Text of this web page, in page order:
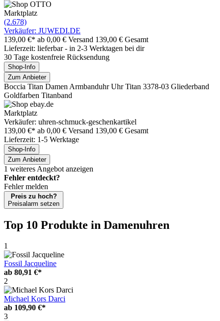
Marktplatz
(2.678)
Verkäufer: JUWEDI.DE
139,00 €* ab 0,00 € Versand 139,00 € Gesamt
Lieferzeit: lieferbar - in 2-3 Werktagen bei dir
30 Tage kostenfreie Rücksendung
Shop-Info
Zum Anbieter
Boccia Titan Damen Armbanduhr Uhr Titan 3378-03 Gliederband
Goldfarben Titanband
Marktplatz
Verkäufer: uhren-schmuck-geschenkartikel
139,00 €* ab 0,00 € Versand 139,00 € Gesamt
Lieferzeit: 1-5 Werktage
Shop-Info
Zum Anbieter
1 weiteres Angebot anzeigen
Fehler entdeckt?
Fehler melden
Preis zu hoch?
Preisalarm setzen
Top 10 Produkte in Damenuhren
1
Fossil Jacqueline
ab 80,91 €*
2
Michael Kors Darci
ab 109,90 €*
3